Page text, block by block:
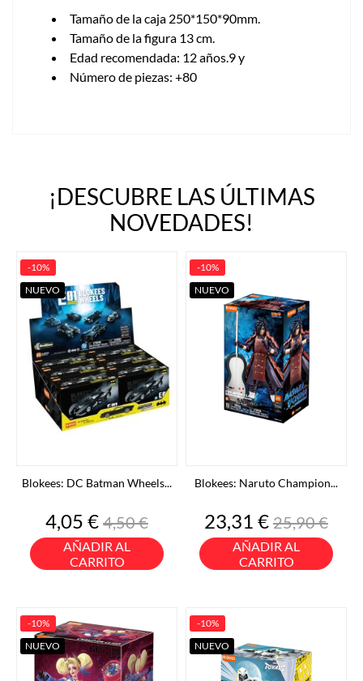
Tamaño de la caja 250*150*90mm.
Tamaño de la figura 13 cm.
Edad recomendada: 12 años.9 y
Número de piezas: +80
¡DESCUBRE LAS ÚLTIMAS
NOVEDADES!
Blokees: DC Batman Wheels...
Precio
4,05 €Precio
base
4,50 €
AÑADIR AL
CARRITO
-10%
NUEVO
Blokees: Naruto Champion...
Precio
23,31 €Precio
base
25,90 €
AÑADIR AL
CARRITO
-10%
NUEVO
-10%
NUEVO
-10%
NUEVO